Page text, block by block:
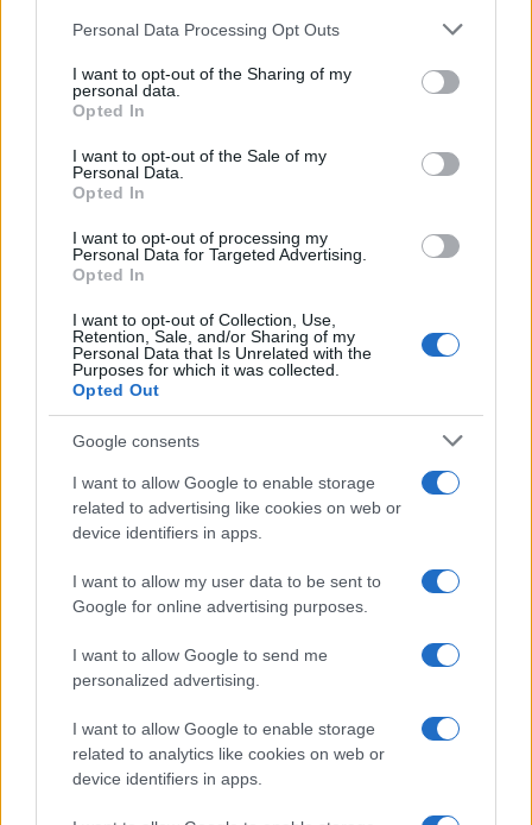
Please note that this website/app uses one or more Google
not limited to your visit or usage behaviour. You may click to
grant or deny consent to Google and its third-party tags to
use your data for below specified purposes in below Google
consent section.
Personal Data Processing Opt Outs
I want to opt-out of the Sharing of my
personal data.
Opted In
I want to opt-out of the Sale of my
Personal Data.
Opted In
I want to opt-out of processing my
Personal Data for Targeted Advertising.
Opted In
I want to opt-out of Collection, Use,
Retention, Sale, and/or Sharing of my
Personal Data that Is Unrelated with the
Purposes for which it was collected.
Opted Out
Google consents
I want to allow Google to enable storage
related to advertising like cookies on web or
device identifiers in apps.
I want to allow my user data to be sent to
Google for online advertising purposes.
I want to allow Google to send me
personalized advertising.
I want to allow Google to enable storage
related to analytics like cookies on web or
device identifiers in apps.
NEWS E ATTUALITÀ